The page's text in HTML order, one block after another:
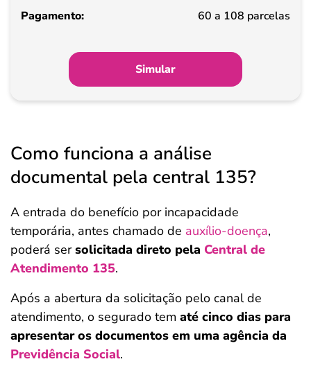
Pagamento
60 a 108 parcelas
Simular
Como funciona a análise
documental pela central 135?
A entrada do benefício por incapacidade
temporária, antes chamado de auxílio-doença,
poderá sersolicitada direto pela Central de
Atendimento 135.
Após a abertura da solicitação pelo canal de
atendimento, o segurado tem até cinco dias para
apresentar os documentos em uma agência da
Previdência Social.